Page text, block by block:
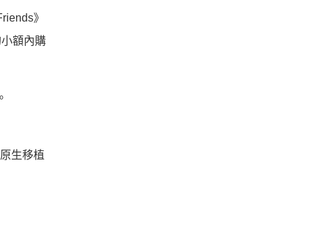
》
額內購
生移植